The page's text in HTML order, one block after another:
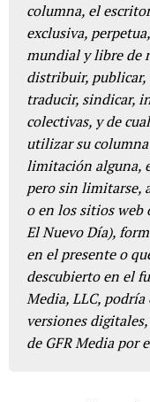
columna, el
exclusiva,
mundial y libre de
distribuir, publicar,
traducir, sindicar,
colectivas, y de
utilizar su
limitación alguna,
pero sin limitarse,
o en los sitios
El Nuevo Día),
en el presente o
descubierto en el
Media, LLC, podría
versiones
de GFR Media por